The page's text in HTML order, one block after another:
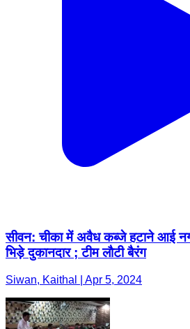
सीवन: चीका में अवैध कब्जे हटाने आई
भिड़े दुकानदार ; टीम लाैटी बैरंग
Siwan, Kaithal | Apr 5, 2024